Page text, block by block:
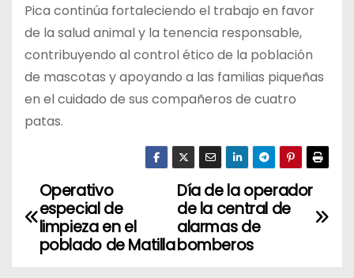
Pica continúa fortaleciendo el trabajo en favor
de la salud animal y la tenencia responsable,
contribuyendo al control ético de la población
de mascotas y apoyando a las familias piqueñas
en el cuidado de sus compañeros de cuatro
patas.
N
a
Día de la operador
de la central de
alarmas de
bomberos
Operativo
especial de
limpieza en el
poblado de Matilla